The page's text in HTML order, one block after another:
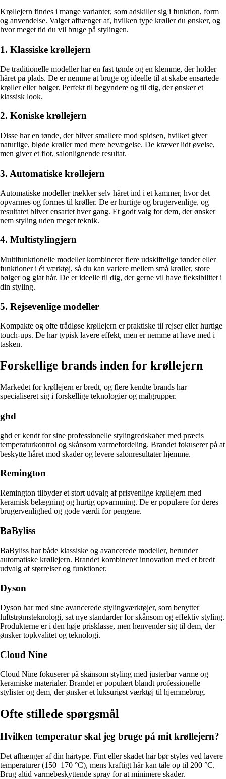
Krøllejern findes i mange varianter, som adskiller sig i funktion, form
og anvendelse. Valget afhænger af, hvilken type krøller du ønsker, og
hvor meget tid du vil bruge på stylingen.
1. Klassiske krøllejern
De traditionelle modeller har en fast tønde og en klemme, der holder
håret på plads. De er nemme at bruge og ideelle til at skabe ensartede
krøller eller bølger. Perfekt til begyndere og til dig, der ønsker et
klassisk look.
2. Koniske krøllejern
Disse har en tønde, der bliver smallere mod spidsen, hvilket giver
naturlige, bløde krøller med mere bevægelse. De kræver lidt øvelse,
men giver et flot, salonlignende resultat.
3. Automatiske krøllejern
Automatiske modeller trækker selv håret ind i et kammer, hvor det
opvarmes og formes til krøller. De er hurtige og brugervenlige, og
resultatet bliver ensartet hver gang. Et godt valg for dem, der ønsker
nem styling uden meget teknik.
4. Multistylingjern
Multifunktionelle modeller kombinerer flere udskiftelige tønder eller
funktioner i ét værktøj, så du kan variere mellem små krøller, store
bølger og glat hår. De er ideelle til dig, der gerne vil have fleksibilitet i
din styling.
5. Rejsevenlige modeller
Kompakte og ofte trådløse krøllejern er praktiske til rejser eller hurtige
touch-ups. De har typisk lavere effekt, men er nemme at have med i
tasken.
Forskellige brands inden for krøllejern
Markedet for krøllejern er bredt, og flere kendte brands har
specialiseret sig i forskellige teknologier og målgrupper.
ghd
ghd er kendt for sine professionelle stylingredskaber med præcis
temperaturkontrol og skånsom varmefordeling. Brandet fokuserer på at
beskytte håret mod skader og levere salonresultater hjemme.
Remington
Remington tilbyder et stort udvalg af prisvenlige krøllejern med
keramisk belægning og hurtig opvarmning. De er populære for deres
brugervenlighed og gode værdi for pengene.
BaByliss
BaByliss har både klassiske og avancerede modeller, herunder
automatiske krøllejern. Brandet kombinerer innovation med et bredt
udvalg af størrelser og funktioner.
Dyson
Dyson har med sine avancerede stylingværktøjer, som benytter
luftstrømsteknologi, sat nye standarder for skånsom og effektiv styling.
Produkterne er i den høje prisklasse, men henvender sig til dem, der
ønsker topkvalitet og teknologi.
Cloud Nine
Cloud Nine fokuserer på skånsom styling med justerbar varme og
keramiske materialer. Brandet er populært blandt professionelle
stylister og dem, der ønsker et luksuriøst værktøj til hjemmebrug.
Ofte stillede spørgsmål
Hvilken temperatur skal jeg bruge på mit krøllejern?
Det afhænger af din hårtype. Fint eller skadet hår bør styles ved lavere
temperaturer (150–170 °C), mens kraftigt hår kan tåle op til 200 °C.
Brug altid varmebeskyttende spray for at minimere skader.